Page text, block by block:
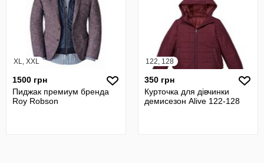
XL, XXL
1500 грн
Пиджак премиум бренда
Roy Robson
122, 128
350 грн
Курточка для дівчинки
демисезон Alive 122-128